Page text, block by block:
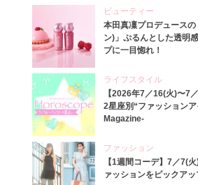
ビューティー
本田真凜プロデュース
ン)」ぷるんとした透明
プに一目惚れ！
ライフスタイル
【2026年7／16(火)〜7
2星座別“ファッション
Magazine-
ファッション
【1週間コーデ】7／7(
ァッションをピックア